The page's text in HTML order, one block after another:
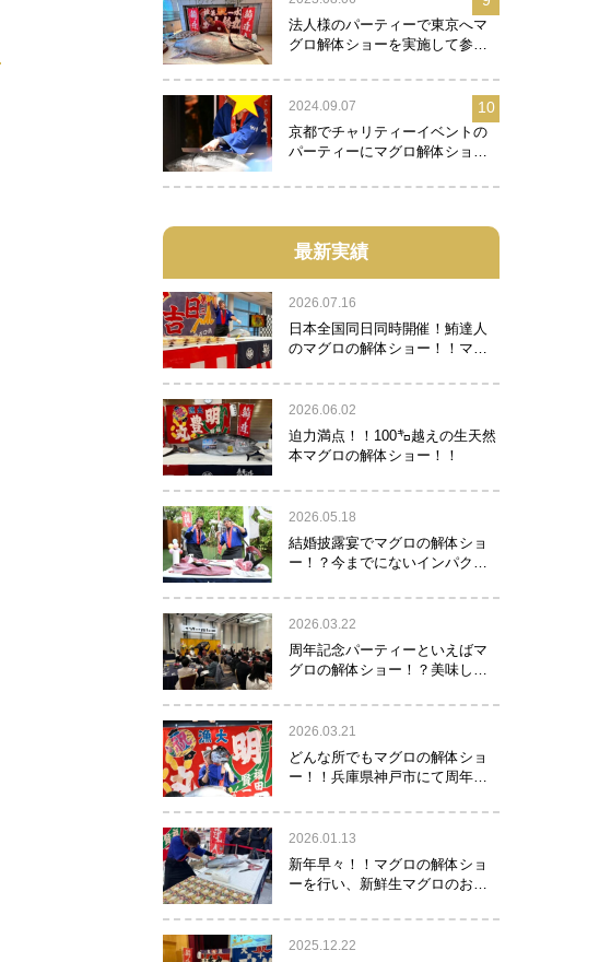
法人様のパーティーで東京へマ
グロ解体ショーを実施して参り
2024.09.07
京都でチャリティーイベントの
パーティーにマグロ解体ショー
10
最新実績
2026.07.16
日本全国同日同時開催！鮪達人
のマグロの解体ショー！！マグ
2026.06.02
迫力満点！！100㌔越えの生天然
本マグロの解体ショー！！
2026.05.18
結婚披露宴でマグロの解体ショ
ー！？今までにないインパクト
スメ！！
2026.03.22
周年記念パーティーといえばマ
グロの解体ショー！？美味し
2026.03.21
どんな所でもマグロの解体ショ
ー！！兵庫県神戸市にて周年記
て参りました！！
2026.01.13
新年早々！！マグロの解体ショ
ーを行い、新鮮生マグロのお寿
舞い！！！
2025.12.22